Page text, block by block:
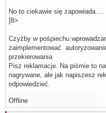
No to ciekawie się zapowiada....
]8>
Czyżby w pośpiechu
zaimplementować
przekierowania
Pisz reklamacje. Na piśmie to
nagrywane, ale jak napiszesz
odpowiedzieć.
Offline